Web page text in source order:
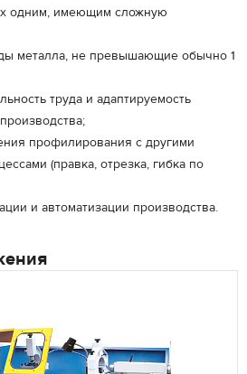
одним, имеющим сложную
металла, не превышающие обычно 1
труда и адаптируемость
профилирования с другими
(правка, отрезка, гибка по
и автоматизации производства.